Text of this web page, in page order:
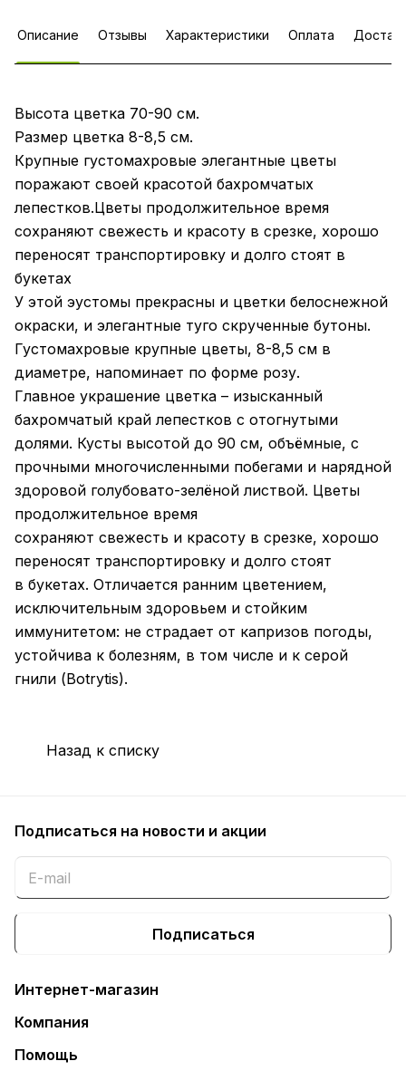
Описание Отзывы Характеристики Оплата
Высота цветка 70-90 см.
Размер цветка 8-8,5 см.
Крупные густомахровые элегантные цветы
поражают своей красотой бахромчатых
лепестков.Цветы продолжительное время
сохраняют свежесть и красоту в срезке, хорошо
переносят транспортировку и долго стоят в
букетах
У этой эустомы прекрасны и цветки белоснежной
окраски, и элегантные туго скрученные бутоны.
Густомахровые крупные цветы, 8-8,5 см в
диаметре, напоминает по форме розу.
Главное украшение цветка – изысканный
бахромчатый край лепестков с отогнутыми
долями. Кусты высотой до 90 см, объёмные, с
прочными многочисленными побегами и нарядной
здоровой голубовато-зелёной листвой. Цветы
продолжительное время
сохраняют свежесть и красоту в срезке, хорошо
переносят транспортировку и долго стоят
в букетах. Отличается ранним цветением,
исключительным здоровьем и стойким
иммунитетом: не страдает от капризов погоды,
устойчива к болезням, в том числе и к серой
гнили (Botrytis).
Назад к списку
Подписаться на новости и акции
Подписаться
Интернет-магазин
Компания
Помощь